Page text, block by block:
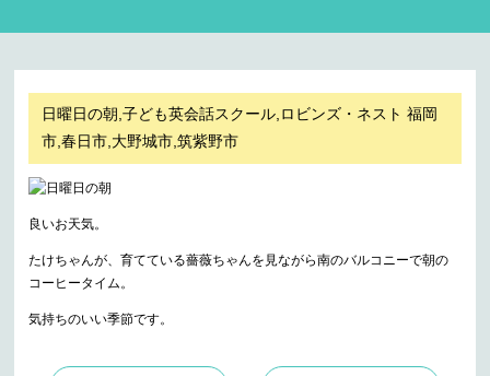
日曜日の朝,子ども英会話スクール,ロビンズ・ネスト 福岡
市,春日市,大野城市,筑紫野市
良いお天気。
たけちゃんが、育てている薔薇ちゃんを見ながら南のバルコニーで朝の
コーヒータイム。
気持ちのいい季節です。